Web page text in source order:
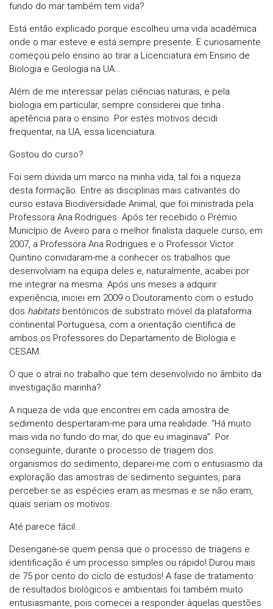
fundo do mar também tem vida?
Está então explicado porque escolheu uma vida académica
onde o mar esteve e está sempre presente. E curiosamente
começou pelo ensino ao tirar a Licenciatura em Ensino de
Biologia e Geologia na UA…
Além de me interessar pelas ciências naturais, e pela
biologia em particular, sempre considerei que tinha
apetência para o ensino. Por estes motivos decidi
frequentar, na UA, essa licenciatura.
Gostou do curso?
Foi sem dúvida um marco na minha vida, tal foi a riqueza
desta formação. Entre as disciplinas mais cativantes do
curso estava Biodiversidade Animal, que foi ministrada pela
Professora Ana Rodrigues. Após ter recebido o Prémio
Município de Aveiro para o melhor finalista daquele curso, em
2007, a Professora Ana Rodrigues e o Professor Victor
Quintino convidaram-me a conhecer os trabalhos que
desenvolviam na equipa deles e, naturalmente, acabei por
me integrar na mesma. Após uns meses a adquirir
experiência, iniciei em 2009 o Doutoramento com o estudo
dos habitatsbentónicos de substrato móvel da plataforma
continental Portuguesa, com a orientação científica de
ambos os Professores do Departamento de Biologia e
CESAM.
O que o atrai no trabalho que tem desenvolvido no âmbito da
investigação marinha?
A riqueza de vida que encontrei em cada amostra de
sedimento despertaram-me para uma realidade: “Há muito
mais vida no fundo do mar, do que eu imaginava”. Por
conseguinte, durante o processo de triagem dos
organismos do sedimento, deparei-me com o entusiasmo da
exploração das amostras de sedimento seguintes, para
perceber se as espécies eram as mesmas e se não eram,
quais seriam os motivos.
Até parece fácil…
Desengane-se quem pensa que o processo de triagens e
identificação é um processo simples ou rápido! Durou mais
de 75 por cento do ciclo de estudos! A fase de tratamento
de resultados biológicos e ambientais foi também muito
entusiasmante, pois comecei a responder àquelas questões